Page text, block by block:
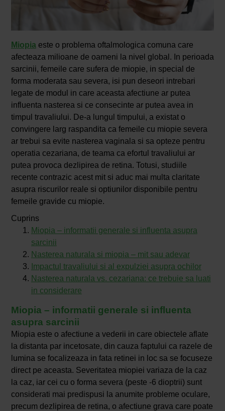
Miopia este o problema oftalmologica comuna care
afecteaza milioane de oameni la nivel global. In perioada
sarcinii, femeile care sufera de miopie, in special de
forma moderata sau severa, isi pun deseori intrebari
legate de modul in care aceasta afectiune ar putea
influenta nasterea si ce consecinte ar putea avea in
timpul travaliului. De-a lungul timpului, a existat o
convingere larg raspandita ca femeile cu miopie severa
ar trebui sa evite nasterea vaginala si sa opteze pentru
operatia cezariana, de teama ca efortul travaliului ar
putea provoca dezlipirea de retina. Totusi, studiile
recente contrazic acest mit si aduc mai multa claritate
asupra riscurilor reale si optiunilor disponibile pentru
femeile gravide cu miopie.
Cuprins
Miopia – informatii generale si influenta asupra
sarcinii
Nasterea naturala si miopia – mit sau adevar
Impactul travaliului si al expulziei asupra ochilor
Nasterea naturala vs. cezariana: ce trebuie sa luati
in considerare
Miopia – informatii generale si influenta
asupra sarcinii
Miopia este o afectiune a vederii in care obiectele aflate
la distanta par incetosate, din cauza faptului ca razele de
lumina se focalizeaza in fata retinei in loc sa se focuseze
direct pe aceasta. Severitatea miopiei variaza de la caz
la caz, iar cei cu o forma severa (peste -6 dioptrii) sunt
considerati mai predispusi la anumite probleme oculare,
precum dezlipirea de retina, o afectiune grava care poate